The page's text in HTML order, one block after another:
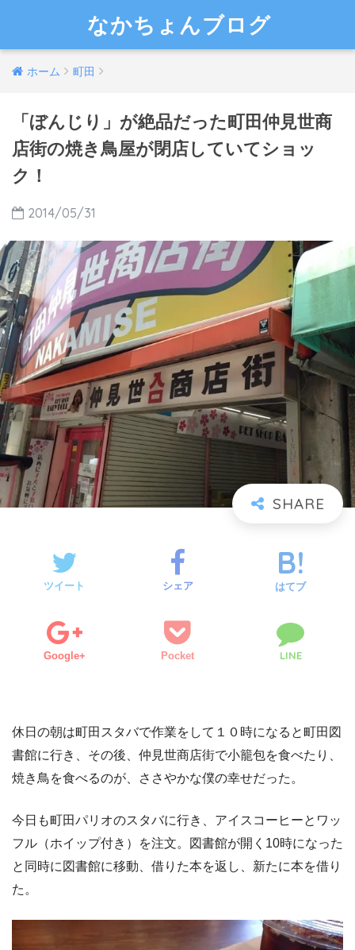
なかちょんブログ
ホーム 町田
「ぼんじり」が絶品だった町田仲見世商
店街の焼き鳥屋が閉店していてショッ
ク！
2014/05/31
ツイート シェア はてブ
Google+ Pocket LINE
休日の朝は町田スタバで作業をして１０時になると町田図
書館に行き、その後、仲見世商店街で小籠包を食べたり、
焼き鳥を食べるのが、ささやかな僕の幸せだった。
今日も町田パリオのスタバに行き、アイスコーヒーとワッ
フル（ホイップ付き）を注文。図書館が開く10時になった
と同時に図書館に移動、借りた本を返し、新たに本を借り
た。